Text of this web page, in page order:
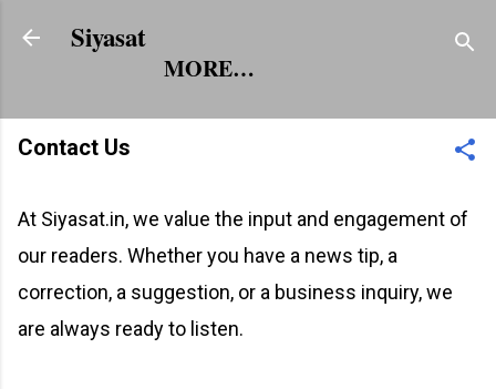
Siyasat
MORE…
Contact Us
At Siyasat.in, we value the input and engagement of
our readers. Whether you have a news tip, a
correction, a suggestion, or a business inquiry, we
are always ready to listen.